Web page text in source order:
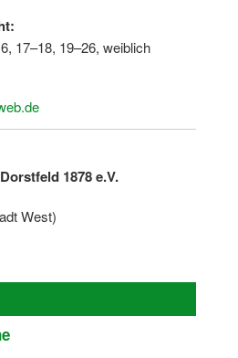
17–18, 19–26, weiblich
1878 e.V.
West)